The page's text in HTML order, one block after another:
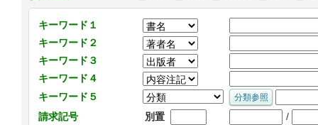
キーワード１
キーワード２
キーワード３
キーワード４
キーワード５
請求記号
別置 /